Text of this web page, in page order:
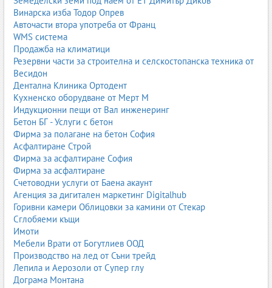
Винарска изба Тодор Опрев
Авточасти втора употреба от Франц
WMS система
Продажба на климатици
Резервни части за строителна и селскостопанска техника от
Весидон
Дентална Клиника Ортодент
Кухненско оборудване от Мерт М
Индукционни пещи от Вал инженеринг
Бетон БГ - Услуги с бетон
Фирма за полагане на бетон София
Асфалтиране Строй
Фирма за асфалтиране София
Фирма за асфалтиране
Счетоводни услуги от Баена акаунт
Агенция за дигитален маркетинг Digitalhub
Горивни камери Облицовки за камини от Стекар
Сглобяеми къщи
Имоти
Мебели Врати от Богутлиев ООД
Производство на лед от Съни трейд
Лепила и Аерозоли от Супер глу
Дограма Монтана